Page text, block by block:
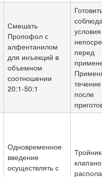
Смешать
Пропофол с
алфентанилом
для инъекций в
объемном
соотношении
20:1-50:1
перед
после
Одновременное
введение
осуществлять с